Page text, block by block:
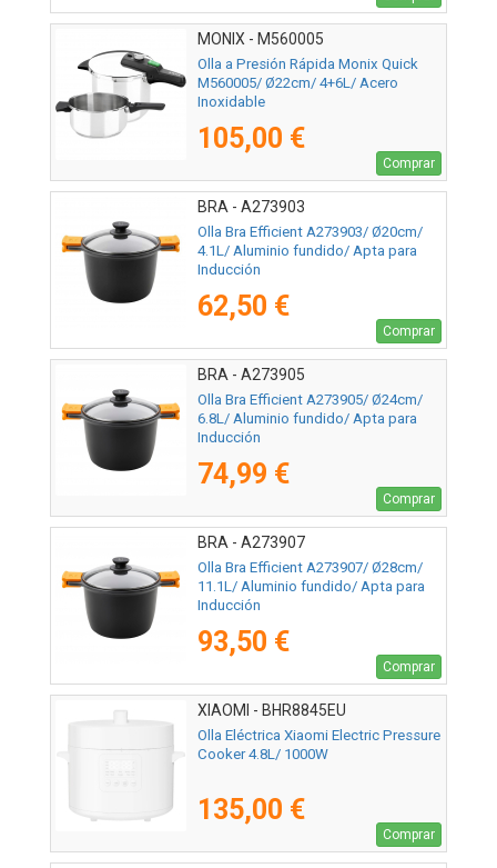
MONIX - M560005
Olla a Presión Rápida Monix Quick
M560005/ Ø22cm/ 4+6L/ Acero
Inoxidable
105,00 €
Comprar
BRA - A273903
Olla Bra Efficient A273903/ Ø20cm/
4.1L/ Aluminio fundido/ Apta para
Inducción
62,50 €
Comprar
BRA - A273905
Olla Bra Efficient A273905/ Ø24cm/
6.8L/ Aluminio fundido/ Apta para
Inducción
74,99 €
Comprar
BRA - A273907
Olla Bra Efficient A273907/ Ø28cm/
11.1L/ Aluminio fundido/ Apta para
Inducción
93,50 €
Comprar
XIAOMI - BHR8845EU
Olla Eléctrica Xiaomi Electric Pressure
Cooker 4.8L/ 1000W
135,00 €
Comprar